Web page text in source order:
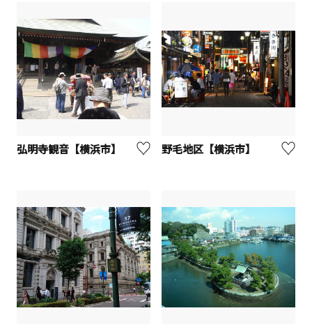
弘明寺観音【横浜市】 野毛地区【横浜市】